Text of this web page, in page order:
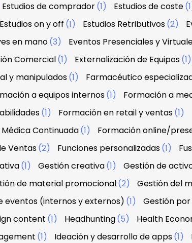
Estudios de comprador(1) Estudios de coste
Estudios on y off (1) Estudios Retributivos(2)
en mano(3) Eventos Presenciales y
Comercial(1) Externalización de Equipos(1)
y manipulados(1) Farmacéutico
a equipos internos(1) Formación a
(1) Formación en retail y ventas(1)
Continuada(1) Formación online/
Ventas(2) Funciones personalizadas(1)
(1) Gestión creativa(1) Gestión de
de material promocional(2) Gestión del
eventos (internos y externos) (1) Gestión
content (1) Headhunting(5) Health
(1) Ideación y desarrollo de apps(1)